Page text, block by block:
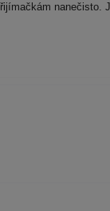
nanečisto.